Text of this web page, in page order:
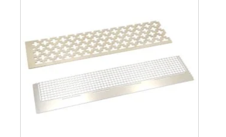
på
varesiden